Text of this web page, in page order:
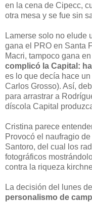
en la cena de Cipecc,
otra mesa y se fue sin
Lamerse solo no elude
gana el PRO en Santa
Macri, tampoco gana
complicó la Capital:
es lo que decía hace
Carlos Grosso). Así,
para arrastrar a
díscola Capital
Cristina parece
Provocó el naufragio
Santoro, del cual los
fotográficos
contra la riqueza
La decisión del lunes
personalismo de